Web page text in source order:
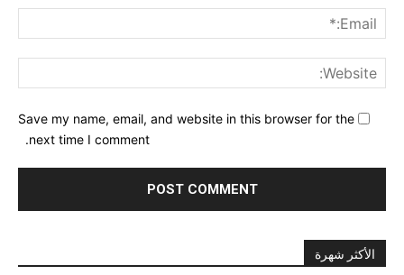
Save my name, email, and website in this browser for the
next time I comment.
الأكثر شهرة